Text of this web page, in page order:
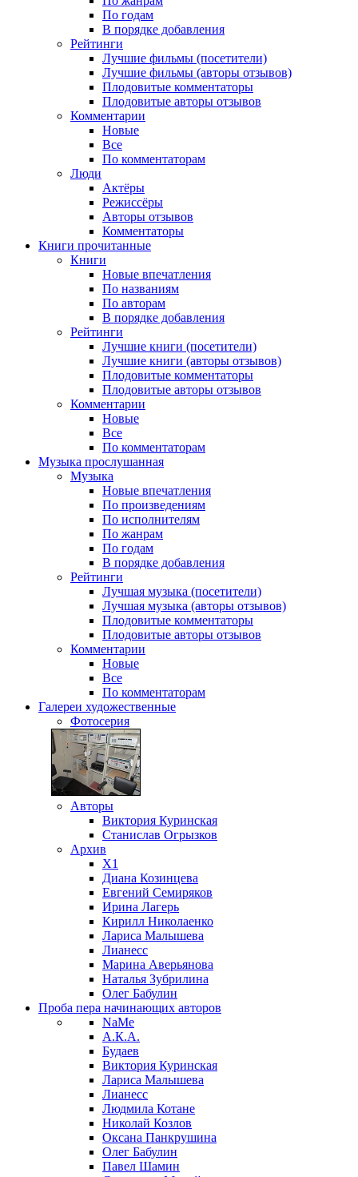
По годам
В порядке добавления
Рейтинги
Лучшие фильмы (посетители)
Лучшие фильмы (авторы отзывов)
Плодовитые комментаторы
Плодовитые авторы отзывов
Комментарии
Новые
Все
По комментаторам
Люди
Актёры
Режиссёры
Авторы отзывов
Комментаторы
Книги прочитанные
Книги
Новые впечатления
По названиям
По авторам
В порядке добавления
Рейтинги
Лучшие книги (посетители)
Лучшие книги (авторы отзывов)
Плодовитые комментаторы
Плодовитые авторы отзывов
Комментарии
Новые
Все
По комментаторам
Музыка прослушанная
Музыка
Новые впечатления
По произведениям
По исполнителям
По жанрам
По годам
В порядке добавления
Рейтинги
Лучшая музыка (посетители)
Лучшая музыка (авторы отзывов)
Плодовитые комментаторы
Плодовитые авторы отзывов
Комментарии
Новые
Все
По комментаторам
Галереи художественные
Фотосерия
Авторы
Виктория Куринская
Станислав Огрызков
Архив
X1
Диана Козинцева
Евгений Семиряков
Ирина Лагерь
Кирилл Николаенко
Лариса Малышева
Лианесс
Марина Аверьянова
Наталья Зубрилина
Олег Бабулин
Проба пера начинающих авторов
NaMe
А.К.А.
Будаев
Виктория Куринская
Лариса Малышева
Лианесс
Людмила Котане
Николай Козлов
Оксана Панкрушина
Олег Бабулин
Павел Шамин